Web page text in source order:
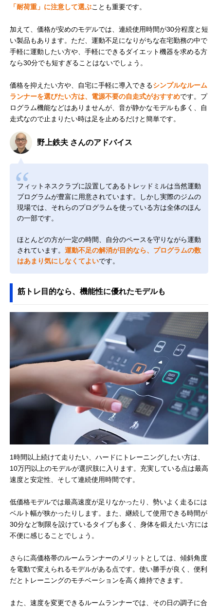
「耐荷重」に注意して選ぶことも重要です。
加えて、価格が安めのモデルでは、連続使用時間が30分程度と短
い製品もあります。ただ、運動不足になりがちな在宅勤務の中で
手軽に運動したい方や、手軽にできるダイエット機器を求める方
なら30分でも短すぎることはないでしょう。
価格を抑えたい方や、自宅に手軽に導入できるシンプルなルーム
ランナーを選びたい方は、電源不要の自走式がおすすめです。プ
ログラム機能などはありませんが、音が静かなモデルも多く、自
走式なので止まりたい時は足を止めるだけと簡単です。
野上鉄夫 さんのアドバイス
フィットネスクラブに設置してあるトレッドミルは当然運動
プログラムが豊富に用意されています。しかし実際のジムの
現場では、それらのプログラムを使っている方は全体のほん
の一部です。
ほとんどの方が一定の時間、自分のペースを守りながら運動
されています。 運動不足の解消が目的なら、プログラムの数
はあまり気にしなくてよいです。
筋トレ目的なら、機能性に優れたモデルも
1時間以上続けて走りたい、ハードにトレーニングしたい方は、
10万円以上のモデルが選択肢に入ります。充実している点は最高
速度と安定性、そして連続使用時間です。
低価格モデルでは最高速度が足りなかったり、勢いよく走るには
ベルト幅が狭かったりします。また、継続して使用できる時間が
30分など制限を設けているタイプも多く、身体を鍛えたい方には
不便に感じることでしょう。
さらに高価格帯のルームランナーのメリットとしては、傾斜角度
を電動で変えられるモデルがある点です。使い勝手が良く、便利
だとトレーニングのモチベーションを高く維持できます。
また、速度を変更できるルームランナーでは、その日の調子に合